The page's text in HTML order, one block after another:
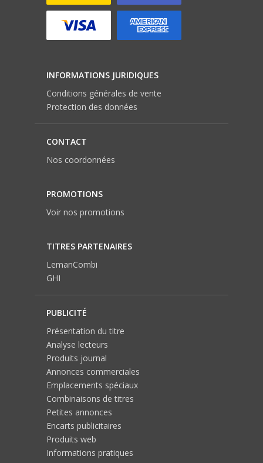
INFORMATIONS JURIDIQUES
Conditions générales de vente
Protection des données
CONTACT
Nos coordonnées
PROMOTIONS
Voir nos promotions
TITRES PARTENAIRES
LemanCombi
GHI
PUBLICITÉ
Présentation du titre
Analyse lecteurs
Produits journal
Annonces commerciales
Emplacements spéciaux
Combinaisons de titres
Petites annonces
Encarts publicitaires
Produits web
Informations pratiques